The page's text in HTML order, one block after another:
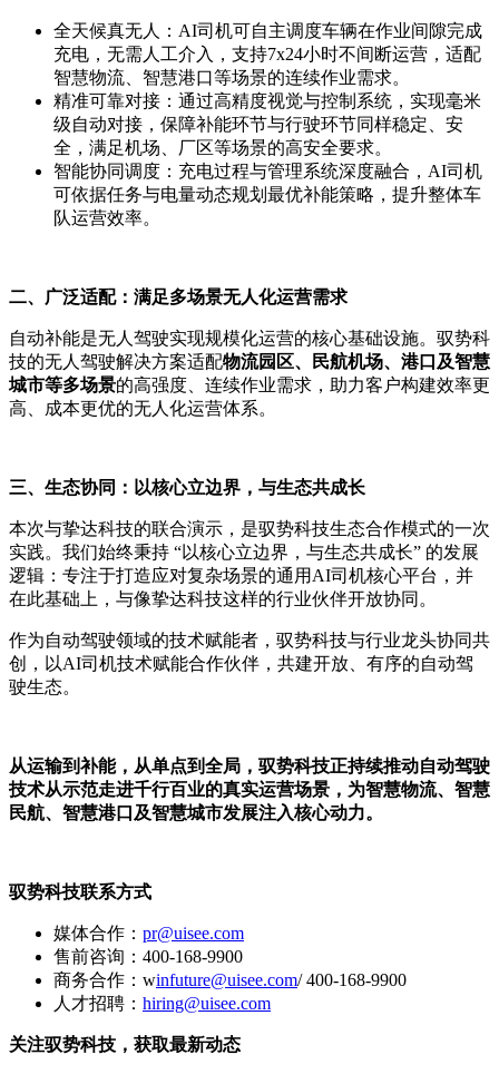
全天候真无人：AI司机可自主调度车辆在作业间隙完成
充电，无需人工介入，支持7x24小时不间断运营，适配
智慧物流、智慧港口等场景的连续作业需求。
精准可靠对接：通过高精度视觉与控制系统，实现毫米
级自动对接，保障补能环节与行驶环节同样稳定、安
全，满足机场、厂区等场景的高安全要求。
智能协同调度：充电过程与管理系统深度融合，AI司机
可依据任务与电量动态规划最优补能策略，提升整体车
队运营效率。
二、广泛适配：满足多场景无人化运营需求
自动补能是无人驾驶实现规模化运营的核心基础设施。驭势科
技的无人驾驶解决方案适配物流园区、民航机场、港口及智慧
城市等多场景的高强度、连续作业需求，助力客户构建效率更
高、成本更优的无人化运营体系。
三、生态协同：以核心立边界，与生态共成长
本次与挚达科技的联合演示，是驭势科技生态合作模式的一次
实践。我们始终秉持 “以核心立边界，与生态共成长” 的发展
逻辑：专注于打造应对复杂场景的通用AI司机核心平台，并
在此基础上，与像挚达科技这样的行业伙伴开放协同。
作为自动驾驶领域的技术赋能者，驭势科技与行业龙头协同共
创，以AI司机技术赋能合作伙伴，共建开放、有序的自动驾
驶生态。
从运输到补能，从单点到全局，驭势科技正持续推动自动驾驶
技术从示范走进千行百业的真实运营场景，为智慧物流、智慧
民航、智慧港口及智慧城市发展注入核心动力。
驭势科技联系方式
媒体合作： pr@uisee.com
售前咨询：400-168-9900
商务合作：winfuture@uisee.com/ 400-168-9900
人才招聘： hiring@uisee.com
关注驭势科技，获取最新动态